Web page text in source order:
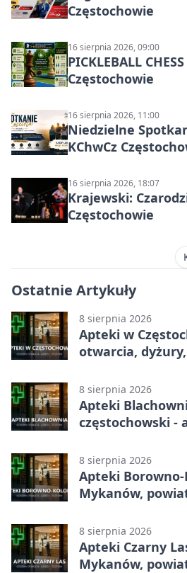
Częstochowie
16 sierpnia 2026, 09:00
PICKLEBALL
Częstochowie
16 sierpnia 2026, 11:00
Niedzielne
KChwCz
16 sierpnia 2026, 18:07
Krajewski:
Częstochowie
Ostatnie Artykuły
8 sierpnia 2026
Apteki w
otwarcia,
8 sierpnia 2026
Apteki
częstochowski -
8 sierpnia 2026
Apteki
Mykanów,
8 sierpnia 2026
Apteki Czarny
Mykanów,